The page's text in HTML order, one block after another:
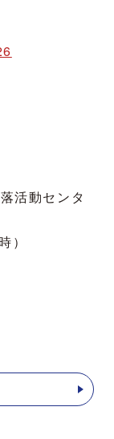
活動センタ
）